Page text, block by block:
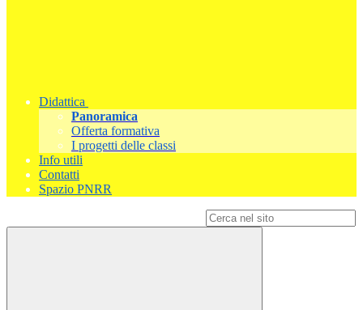
Didattica
Panoramica
Offerta formativa
I progetti delle classi
Info utili
Contatti
Spazio PNRR